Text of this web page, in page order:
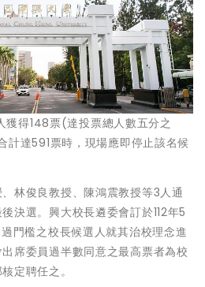
獲得148票(達投票總人數五分之
計達591票時，現場應即停止該名候
林俊良教授、陳鴻震教授等3人通
決選。興大校長遴委會訂於112年5
門檻之校長候選人就其治校理念進
席委員過半數同意之最高票者為校
定聘任之。